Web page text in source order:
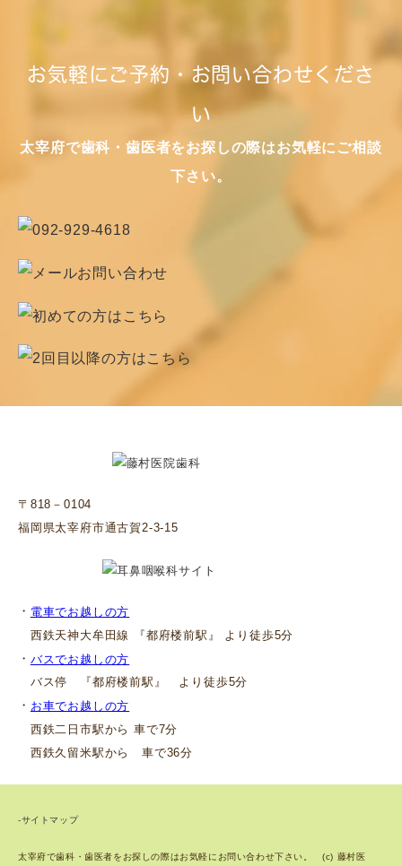
お気軽にご予約・お問い合わせくださ
い
太宰府で歯科・歯医者をお探しの際はお気軽にご相談
下さい。
〒818－0104
福岡県太宰府市通古賀2-3-15
・ 電車でお越しの方
西鉄天神大牟田線 『都府楼前駅』 より徒歩5分
・ バスでお越しの方
バス停 『都府楼前駅』 より徒歩5分
・ お車でお越しの方
西鉄二日市駅から 車で7分
西鉄久留米駅から 車で36分
-サイトマップ
太宰府で歯科・歯医者をお探しの際はお気軽にお問い合わせ下さい。 (c) 藤村医